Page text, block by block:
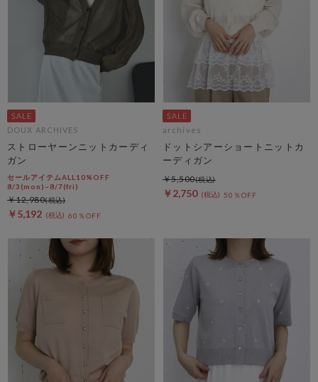
DOUX ARCHIVES
ストローヤーンニットカーディ
ガン
セールアイテムALL10%OFF
8/3(mon)~8/7(fri)
￥5,192 60％OFF
￥12,980
archives
ドットシアーショートニットカ
ーディガン
￥2,750 50％OFF
￥5,500